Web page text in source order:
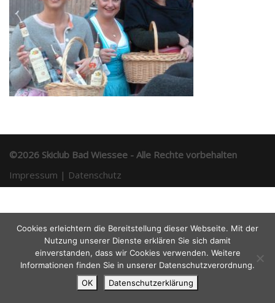
©2026 Skiclub Bad Wiessee - Alle Rechte vorbehalten
Impressum | Datenschutz
Cookies erleichtern die Bereitstellung dieser Webseite. Mit der
Nutzung unserer Dienste erklären Sie sich damit
einverstanden, dass wir Cookies verwenden. Weitere
Informationen finden Sie in unserer Datenschutzverordnung.
OK
Datenschutzerklärung